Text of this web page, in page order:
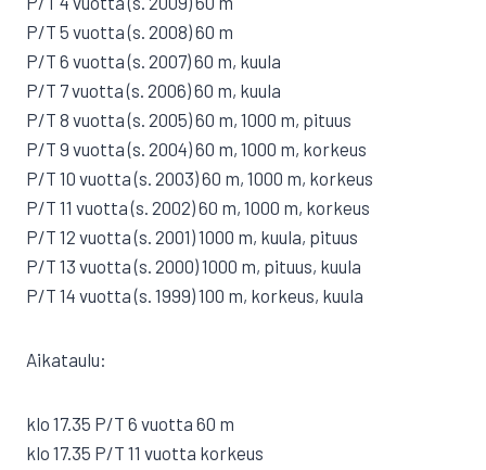
P/T 5 vuotta (s. 2008) 60 m
P/T 6 vuotta (s. 2007) 60 m, kuula
P/T 7 vuotta (s. 2006) 60 m, kuula
P/T 8 vuotta (s. 2005) 60 m, 1000 m, pituus
P/T 9 vuotta (s. 2004) 60 m, 1000 m, korkeus
P/T 10 vuotta (s. 2003) 60 m, 1000 m, korkeus
P/T 11 vuotta (s. 2002) 60 m, 1000 m, korkeus
P/T 12 vuotta (s. 2001) 1000 m, kuula, pituus
P/T 13 vuotta (s. 2000) 1000 m, pituus, kuula
P/T 14 vuotta (s. 1999) 100 m, korkeus, kuula
Aikataulu:
klo 17.35 P/T 6 vuotta 60 m
klo 17.35 P/T 11 vuotta korkeus